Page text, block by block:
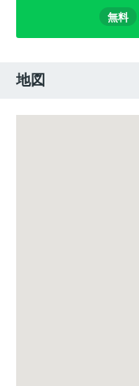
無料
地図